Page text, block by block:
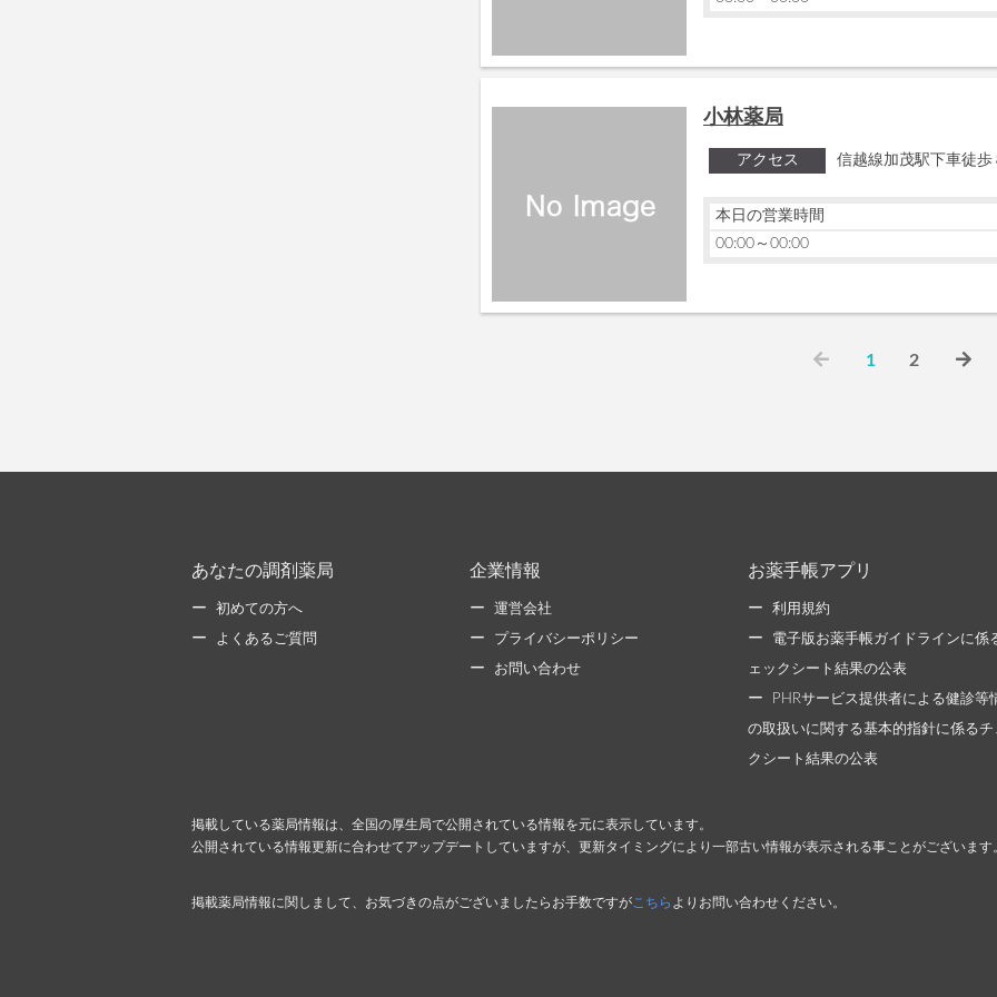
小林薬局
アクセス 信越線加茂駅下車徒歩
本日の営業時間
00:00～00:00
1 2
あなたの調剤薬局
初めての方へ
よくあるご質問
企業情報
運営会社
プライバシーポリシー
お問い合わせ
お薬手帳アプリ
利用規約
電子版お薬手帳ガイドラインに係
ェックシート結果の公表
PHRサービス提供者による健診等
の取扱いに関する基本的指針に係るチ
クシート結果の公表
掲載している薬局情報は、全国の厚生局で公開されている情報を元に表示しています。
公開されている情報更新に合わせてアップデートしていますが、更新タイミングにより一部古い情報が表示される事ことがございます
掲載薬局情報に関しまして、お気づきの点がございましたらお手数ですが こちら よりお問い合わせください。